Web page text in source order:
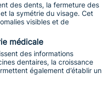
des dents, la fermeture des
la symétrie du visage. Cet
visibles et de
médicale
des informations
dentaires, la croissance
également d’établir un